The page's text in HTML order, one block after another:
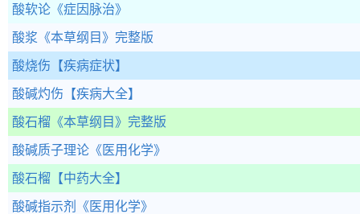
酸软论 《症因脉治》
酸浆 《本草纲目》完整版
酸烧伤 【疾病症状】
酸碱灼伤 【疾病大全】
酸石榴 《本草纲目》完整版
酸碱质子理论 《医用化学》
酸石榴 【中药大全】
酸碱指示剂 《医用化学》